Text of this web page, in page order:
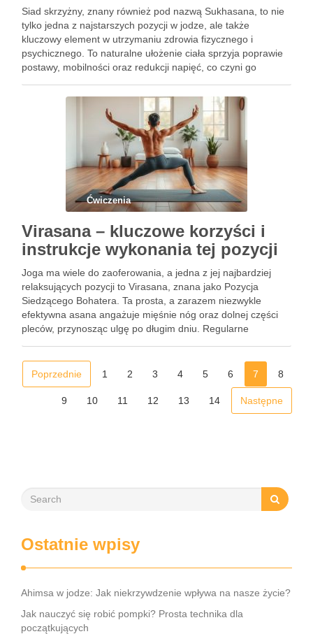
Siad skrzyżny, znany również pod nazwą Sukhasana, to nie
tylko jedna z najstarszych pozycji w jodze, ale także
kluczowy element w utrzymaniu zdrowia fizycznego i
psychicznego. To naturalne ułożenie ciała sprzyja poprawie
postawy, mobilności oraz redukcji napięć, co czyni go
kręgosłup i …
Ćwiczenia
Virasana – kluczowe korzyści i
instrukcje wykonania tej pozycji
Joga ma wiele do zaoferowania, a jedna z jej najbardziej
relaksujących pozycji to Virasana, znana jako Pozycja
Siedzącego Bohatera. Ta prosta, a zarazem niezwykle
efektywna asana angażuje mięśnie nóg oraz dolnej części
pleców, przynosząc ulgę po długim dniu. Regularne
Poprzednie
1 2 3 4 5 6 7 8
9 10 11 12 13 14 Następne
Ostatnie wpisy
Ahimsa w jodze: Jak niekrzywdzenie wpływa na nasze życie?
Jak nauczyć się robić pompki? Prosta technika dla
początkujących